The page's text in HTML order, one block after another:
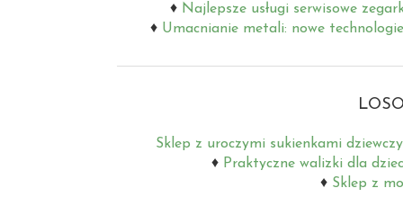
Najlepsze usługi serwisowe
Umacnianie metali: nowe
Sklep z uroczymi sukienkami
Praktyczne walizki dla
Sklep z